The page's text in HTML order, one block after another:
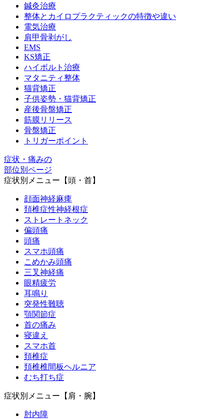
鍼灸治療
整体とカイロプラクティックの特徴や違い
電気治療
肩甲骨剥がし
EMS
KS矯正
ハイボルト治療
マタニティ整体
猫背矯正
子供姿勢・猫背矯正
産後骨盤矯正
筋膜リリース
骨盤矯正
トリガーポイント
症状・痛みの
部位別ページ
症状別メニュー【頭・首】
顔面神経麻痺
頚椎症性神経根症
ストレートネック
偏頭痛
頭痛
スマホ頭痛
こめかみ頭痛
三叉神経痛
眼精疲労
耳鳴り
突発性難聴
顎関節症
首の痛み
寝違え
スマホ首
頚椎症
頚椎椎間板ヘルニア
むち打ち症
症状別メニュー【肩・腕】
肘内障